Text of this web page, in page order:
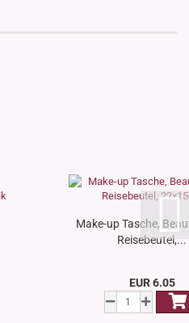
Make-up Tasche,
Reisebeutel,...
EUR 6.05